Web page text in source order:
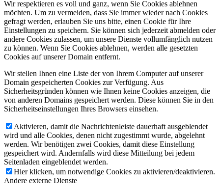
Wir respektieren es voll und ganz, wenn Sie Cookies ablehnen
möchten. Um zu vermeiden, dass Sie immer wieder nach Cookies
gefragt werden, erlauben Sie uns bitte, einen Cookie für Ihre
Einstellungen zu speichern. Sie können sich jederzeit abmelden oder
andere Cookies zulassen, um unsere Dienste vollumfänglich nutzen
zu können. Wenn Sie Cookies ablehnen, werden alle gesetzten
Cookies auf unserer Domain entfernt.
Wir stellen Ihnen eine Liste der von Ihrem Computer auf unserer
Domain gespeicherten Cookies zur Verfügung. Aus
Sicherheitsgründen können wie Ihnen keine Cookies anzeigen, die
von anderen Domains gespeichert werden. Diese können Sie in den
Sicherheitseinstellungen Ihres Browsers einsehen.
Aktivieren, damit die Nachrichtenleiste dauerhaft ausgeblendet
wird und alle Cookies, denen nicht zugestimmt wurde, abgelehnt
werden. Wir benötigen zwei Cookies, damit diese Einstellung
gespeichert wird. Andernfalls wird diese Mitteilung bei jedem
Seitenladen eingeblendet werden.
Hier klicken, um notwendige Cookies zu aktivieren/deaktivieren.
Andere externe Dienste